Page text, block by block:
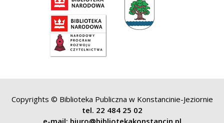
Copyrights © Biblioteka Publiczna w Konstancinie-Jeziornie
tel. 22 484 25 02
e-mail: biuro@bibliotekakonstancin.pl